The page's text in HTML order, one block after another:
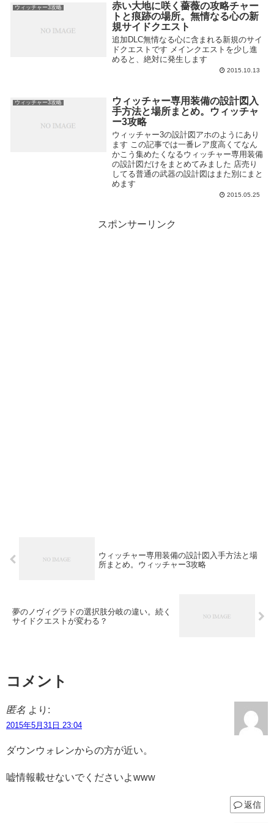
ウィッチャー3攻略
赤い大地に咲く薔薇の攻略チャー
トと痕跡の場所。無情なる心の新
規サイドクエスト
追加DLC無情なる心に含まれる新規のサイ
ドクエストです メインクエストを少し進
めると、絶対に発生します
2015.10.13
ウィッチャー3攻略
ウィッチャー専用装備の設計図入
手方法と場所まとめ。ウィッチャ
ー3攻略
ウィッチャー3の設計図アホのようにあり
ます この記事では一番レア度高くてなん
かこう集めたくなるウィッチャー専用装備
の設計図だけをまとめてみました 店売り
してる普通の武器の設計図はまた別にまと
めます
2015.05.25
スポンサーリンク
ウィッチャー専用装備の設計図入手方法と場
所まとめ。ウィッチャー3攻略
夢のノヴィグラドの選択肢分岐の違い。続く
サイドクエストが変わる？
コメント
匿名 より:
2015年5月31日 23:04
ダウンウォレンからの方が近い。
嘘情報載せないでくださいよwww
返信